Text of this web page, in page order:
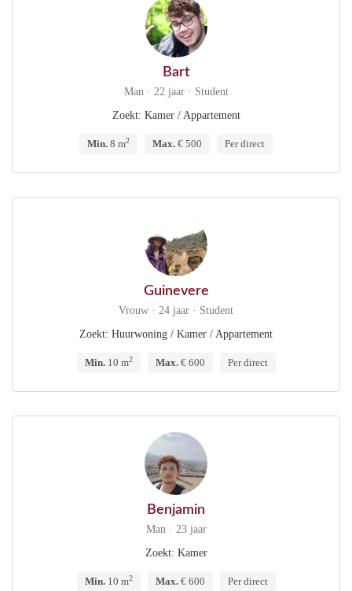
Bart
Man · 22 jaar · Student
Zoekt: Kamer / Appartement
Min. 8 m2 Max. € 500 Per direct
Guinevere
Vrouw · 24 jaar · Student
Zoekt: Huurwoning / Kamer / Appartement
Min.10 m2 Max.€ 600 Per direct
Benjamin
Man · 23 jaar
Zoekt: Kamer
Min.10 m2 Max.€ 600 Per direct